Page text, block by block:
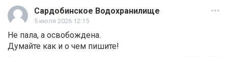
Сардобинское Водохранилище
5 июля 2026 12:15
Не пала, а освобождена.
Думайте как и о чем пишите!